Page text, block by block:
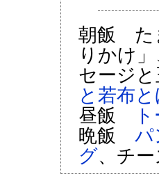
朝飯 た
りかけ
セージ
と若布
昼飯
晩飯 パ
グ、チ